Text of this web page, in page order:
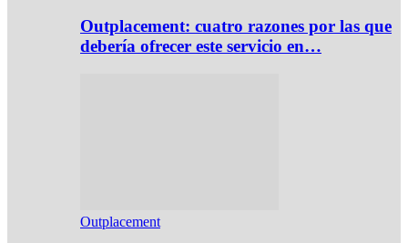
Outplacement: cuatro razones por las que
debería ofrecer este servicio en…
Outplacement